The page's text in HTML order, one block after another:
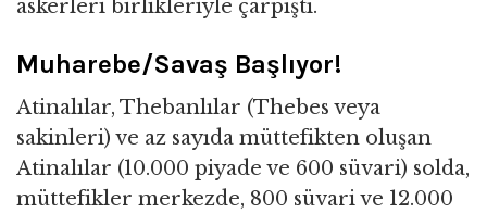
askerleri birlikleriyle çarpıştı.
Muharebe/Savaş Başlıyor!
Atinalılar, Thebanlılar (Thebes veya
sakinleri) ve az sayıda müttefikten oluşan
Atinalılar (10.000 piyade ve 600 süvari) solda,
müttefikler merkezde, 800 süvari ve 12.000